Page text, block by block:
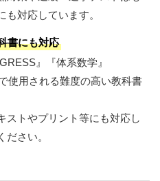
対応しています。
書にも対応
』『体系数学』
使用される難度の高い教科書
ストやプリント等にも対応し
さい。